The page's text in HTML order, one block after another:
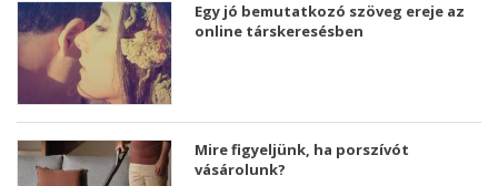
Egy jó bemutatkozó szöveg ereje az
online társkeresésben
Mire figyeljünk, ha porszívót
vásárolunk?